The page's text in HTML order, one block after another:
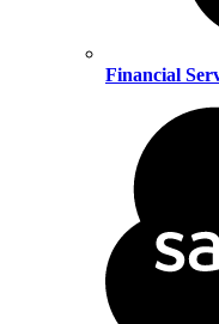
Financial